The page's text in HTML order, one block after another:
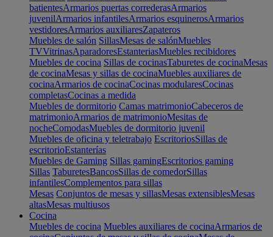
batientesArmarios puertas correderasArmarios
juvenilArmarios infantilesArmarios esquinerosArmarios
vestidoresArmarios auxiliaresZapateros
Muebles de salón SillasMesas de salónMuebles
TVVitrinasAparadoresEstanteriasMuebles recibidores
Muebles de cocina Sillas de cocinasTaburetes de cocinaMesas
de cocinaMesas y sillas de cocinaMuebles auxiliares de
cocinaArmarios de cocinaCocinas modularesCocinas
completasCocinas a medida
Muebles de dormitorio Camas matrimonioCabeceros de
matrimonioArmarios de matrimonioMesitas de
nocheComodasMuebles de dormitorio juvenil
Muebles de oficina y teletrabajo EscritoriosSillas de
escritorioEstanterías
Muebles de Gaming Sillas gamingEscritorios gaming
Sillas TaburetesBancosSillas de comedorSillas
infantilesComplementos para sillas
Mesas Conjuntos de mesas y sillasMesas extensiblesMesas
altasMesas multiusos
Cocina
Muebles de cocina Muebles auxiliares de cocinaArmarios de